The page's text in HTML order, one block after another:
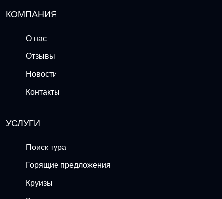
КОМПАНИЯ
О нас
Отзывы
Новости
Контакты
УСЛУГИ
Поиск тура
Горящие предложения
Круизы